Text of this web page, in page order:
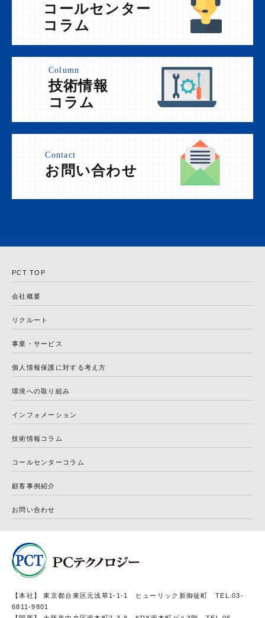
コールセンター
コラム
Column
技術情報
コラム
Contact
お問い合わせ
PCT TOP
会社概要
リクルート
事業・サービス
個人情報保護に対する考え方
環境への取り組み
インフォメーション
技術情報コラム
コールセンターコラム
顧客事例紹介
お問い合わせ
【本社】 東京都台東区元浅草1-1-1 ヒューリック新御徒町 TEL.03-
6811-9801